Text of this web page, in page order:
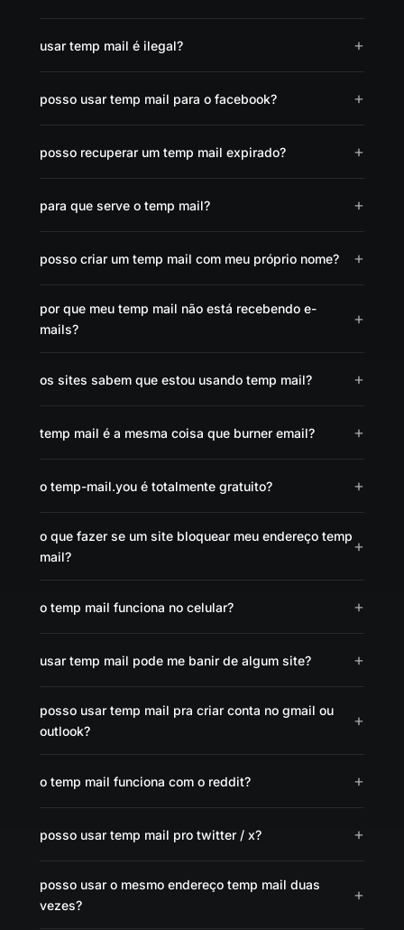
usar temp mail é ilegal?
posso usar temp mail para o facebook?
posso recuperar um temp mail expirado?
para que serve o temp mail?
posso criar um temp mail com meu próprio nome?
por que meu temp mail não está recebendo e-
mails?
os sites sabem que estou usando temp mail?
temp mail é a mesma coisa que burner email?
o temp-mail.you é totalmente gratuito?
o que fazer se um site bloquear meu endereço temp
mail?
o temp mail funciona no celular?
usar temp mail pode me banir de algum site?
posso usar temp mail pra criar conta no gmail ou
outlook?
o temp mail funciona com o reddit?
posso usar temp mail pro twitter / x?
posso usar o mesmo endereço temp mail duas
vezes?